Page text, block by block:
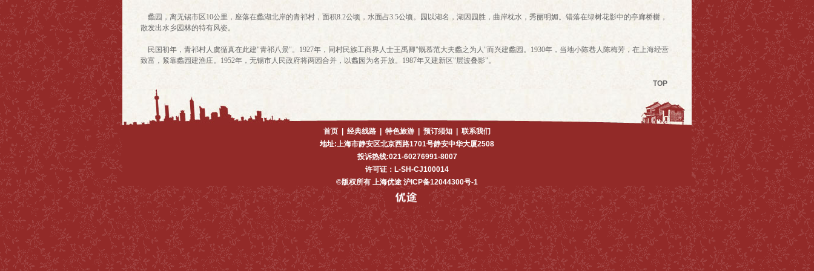
蠡园，离无锡市区10公里，座落在蠡湖北岸的青祁村，面积8.2公顷，水面占3.5公顷。园以湖名，湖因园胜，曲岸枕水，秀丽明媚。错落在绿树花影中的亭廊桥榭，
散发出水乡园林的特有风姿。
民国初年，青祁村人虞循真在此建"青祁八景"。1927年，同村民族工商界人士王禹卿"慨慕范大夫蠡之为人"而兴建蠡园。1930年，当地小陈巷人陈梅芳，在上海经营
致富，紧靠蠡园建渔庄。1952年，无锡市人民政府将两园合并，以蠡园为名开放。1987年又建新区"层波叠影"。
TOP
首页 经典线路 特色旅游 预订须知
联系我们
地址:上海市静安区北京西路1701号静安中华大厦2508
投诉热线:021-60276991-8007
许可证：L-SH-CJ100014
©版权所有 上海优途 沪ICP备12044300号-1